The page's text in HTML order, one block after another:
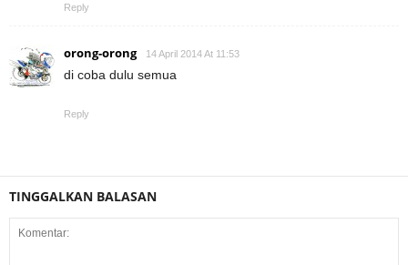
Reply
orong-orong 14 April 2014 At 11:53
di coba dulu semua
Reply
TINGGALKAN BALASAN